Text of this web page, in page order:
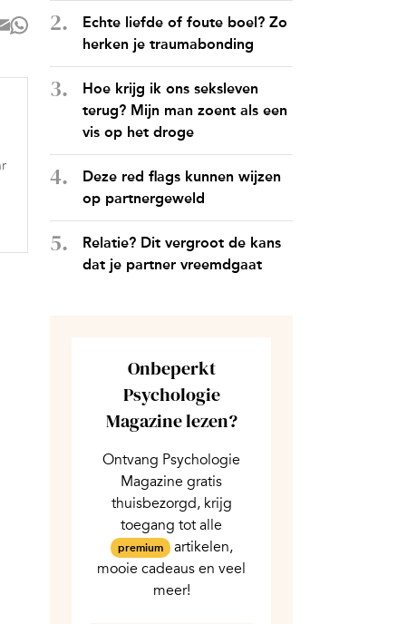
Echte liefde of foute boel? Zo
herken je traumabonding
Hoe krijg ik ons seksleven
terug? Mijn man zoent als een
vis op het droge
Deze red flags kunnen wijzen
op partnergeweld
Relatie? Dit vergroot de kans
dat je partner vreemdgaat
Onbeperkt
Psychologie
Magazine lezen?
Ontvang Psychologie
Magazine gratis
thuisbezorgd, krijg
toegang tot alle
premium artikelen,
mooie cadeaus en veel
meer!